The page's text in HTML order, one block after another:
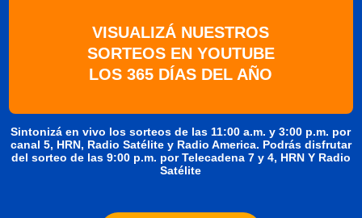
VISUALIZÁ NUESTROS
SORTEOS EN YOUTUBE
LOS 365 DÍAS DEL AÑO
Sintonizá en vivo los sorteos de las 11:00 a.m. y 3:00 p.m. por
canal 5, HRN, Radio Satélite y Radio America. Podrás disfrutar
del sorteo de las 9:00 p.m. por Telecadena 7 y 4, HRN Y Radio
Satélite